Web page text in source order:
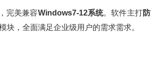
完美兼容Windows7-12系统。软件主打防
，全面满足企业级用户的需求需求。